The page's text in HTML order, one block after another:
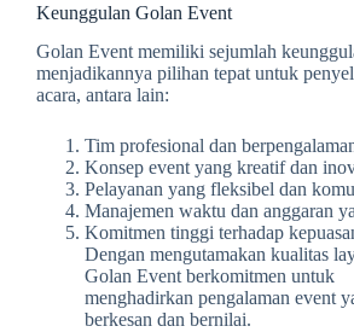
Keunggulan Golan Event
Golan Event memiliki sejumlah
menjadikannya pilihan tepat untuk
acara, antara lain:
Tim profesional dan
Konsep event yang kreatif dan
Pelayanan yang fleksibel dan
Manajemen waktu dan anggaran
Komitmen tinggi terhadap
Dengan mengutamakan kualitas
Golan Event berkomitmen untuk
menghadirkan pengalaman event
berkesan dan bernilai.